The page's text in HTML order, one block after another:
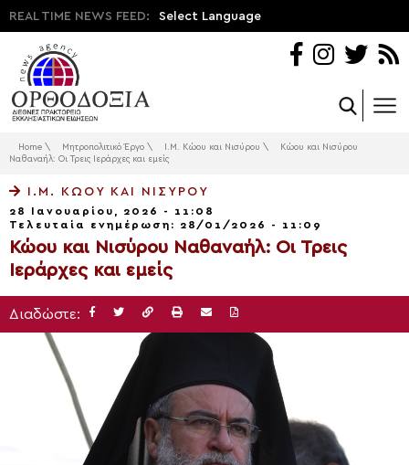
REAL TIME NEWS FEED: Select Language
Home \ Μητροπολιτικό Έργο \ Ι.Μ. Κώου και Νισύρου \
Κώου και Νισύρου
Ναθαναήλ: Οι Τρεις Ιεράρχες και εμείς
Ι.Μ. ΚΏΟΥ ΚΑΙ ΝΙΣΎΡΟΥ
28 Ιανουαρίου, 2026 - 11:08
Τελευταία ενημέρωση: 28/01/2026 - 11:09
Κώου και Νισύρου Ναθαναήλ: Οι Τρεις
Ιεράρχες και εμείς
Διαδώστε: